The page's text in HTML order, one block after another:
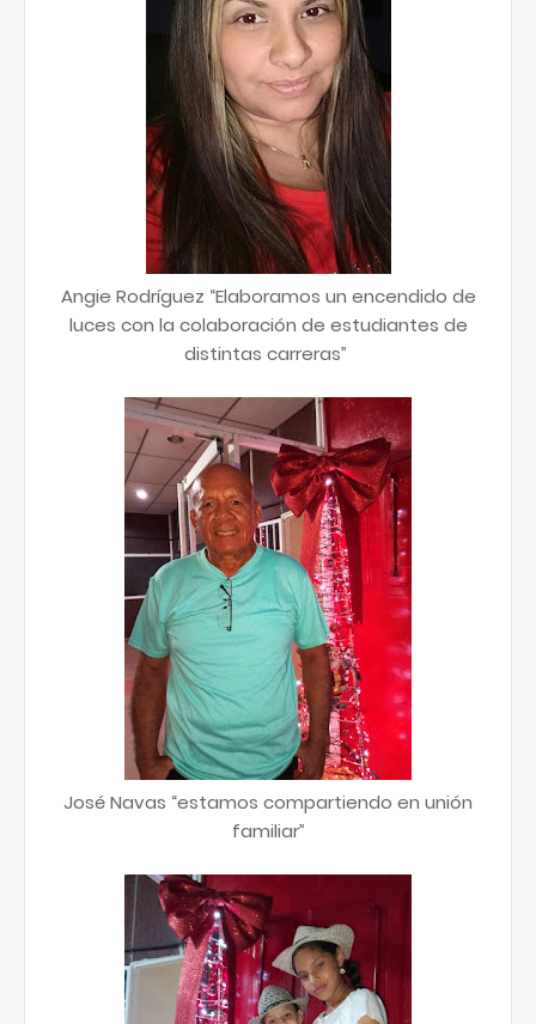
Angie Rodríguez “Elaboramos un encendido de
luces con la colaboración de estudiantes de
distintas carreras”
José Navas “estamos compartiendo en unión
familiar”